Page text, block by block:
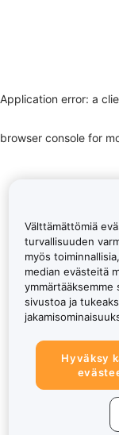
Application error: a
browser console for
Välttämättömiä
turvallisuuden
myös
median evästeitä
sivustoa ja
Hyväksy